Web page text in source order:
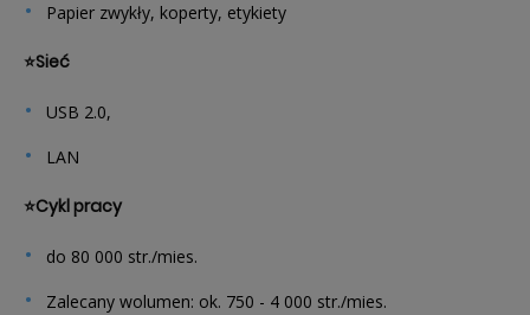
Papier zwykły, koperty, etykiety
⭐Sieć
USB 2.0,
LAN
⭐Cykl pracy
do 80 000 str./mies.
Zalecany wolumen: ok. 750 - 4 000 str./mies.